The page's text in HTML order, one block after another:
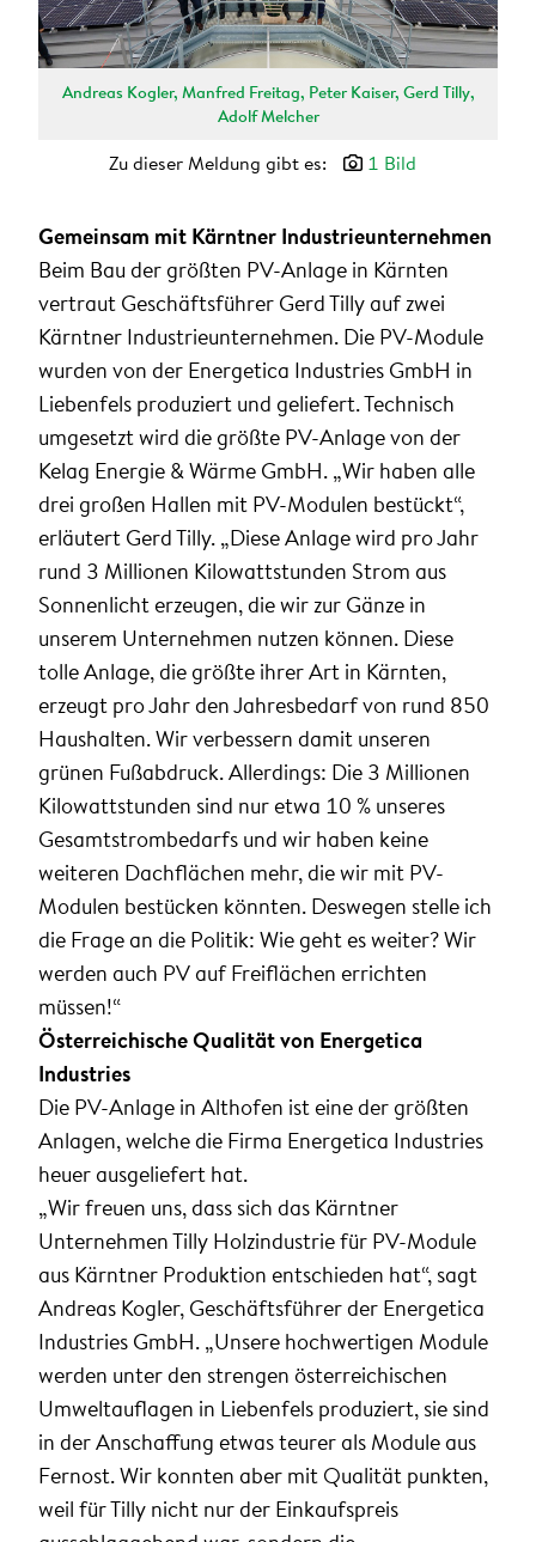
Andreas Kogler, Manfred Freitag, Peter Kaiser, Gerd Tilly,
Adolf Melcher
Zu dieser Meldung gibt es: 1 Bild
Gemeinsam mit Kärntner Industrieunternehmen
Beim Bau der größten PV-Anlage in Kärnten
vertraut Geschäftsführer Gerd Tilly auf zwei
Kärntner Industrieunternehmen. Die PV-Module
wurden von der Energetica Industries GmbH in
Liebenfels produziert und geliefert. Technisch
umgesetzt wird die größte PV-Anlage von der
Kelag Energie & Wärme GmbH. „Wir haben alle
drei großen Hallen mit PV-Modulen bestückt“,
erläutert Gerd Tilly. „Diese Anlage wird pro Jahr
rund 3 Millionen Kilowattstunden Strom aus
Sonnenlicht erzeugen, die wir zur Gänze in
unserem Unternehmen nutzen können. Diese
tolle Anlage, die größte ihrer Art in Kärnten,
erzeugt pro Jahr den Jahresbedarf von rund 850
Haushalten. Wir verbessern damit unseren
grünen Fußabdruck. Allerdings: Die 3 Millionen
Kilowattstunden sind nur etwa 10 % unseres
Gesamtstrombedarfs und wir haben keine
weiteren Dachflächen mehr, die wir mit PV-
Modulen bestücken könnten. Deswegen stelle ich
die Frage an die Politik: Wie geht es weiter? Wir
werden auch PV auf Freiflächen errichten
müssen!“
Österreichische Qualität von Energetica
Industries
Die PV-Anlage in Althofen ist eine der größten
Anlagen, welche die Firma Energetica Industries
heuer ausgeliefert hat.
„Wir freuen uns, dass sich das Kärntner
Unternehmen Tilly Holzindustrie für PV-Module
aus Kärntner Produktion entschieden hat“, sagt
Andreas Kogler, Geschäftsführer der Energetica
Industries GmbH. „Unsere hochwertigen Module
werden unter den strengen österreichischen
Umweltauflagen in Liebenfels produziert, sie sind
in der Anschaffung etwas teurer als Module aus
Fernost. Wir konnten aber mit Qualität punkten,
weil für Tilly nicht nur der Einkaufspreis